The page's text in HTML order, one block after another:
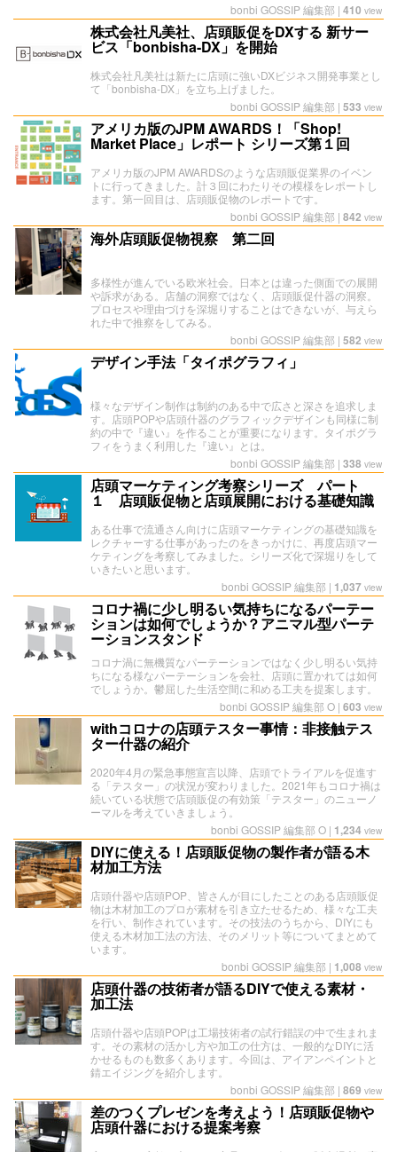
bonbi GOSSIP 編集部 | 410 view
株式会社凡美社、店頭販促をDXする 新サー
ビス「bonbisha-DX」を開始
株式会社凡美社は新たに店頭に強いDXビジネス開発事業とし
て「bonbisha-DX」を立ち上げました。
bonbi GOSSIP 編集部 | 533 view
アメリカ版のJPM AWARDS！「Shop!
Market Place」レポート シリーズ第１回
アメリカ版のJPM AWARDSのような店頭販促業界のイベン
トに行ってきました。計３回にわたりその模様をレポートし
ます。第一回目は、店頭販促物のレポートです。
bonbi GOSSIP 編集部 | 842 view
海外店頭販促物視察 第二回
多様性が進んでいる欧米社会。日本とは違った側面での展開
や訴求がある。店舗の洞察ではなく、店頭販促什器の洞察。
プロセスや理由づけを深堀りすることはできないが、与えら
れた中で推察をしてみる。
bonbi GOSSIP 編集部 | 582 view
デザイン手法「タイポグラフィ」
様々なデザイン制作は制約のある中で広さと深さを追求しま
す。店頭POPや店頭什器のグラフィックデザインも同様に制
約の中で『違い』を作ることが重要になります。タイポグラ
フィをうまく利用した『違い』とは。
bonbi GOSSIP 編集部 | 338 view
店頭マーケティング考察シリーズ パート
１ 店頭販促物と店頭展開における基礎知識
ある仕事で流通さん向けに店頭マーケティングの基礎知識を
レクチャーする仕事があったのをきっかけに、再度店頭マー
ケティングを考察してみました。シリーズ化で深堀りをして
いきたいと思います。
bonbi GOSSIP 編集部 | 1,037 view
コロナ禍に少し明るい気持ちになるパーテー
ションは如何でしょうか？アニマル型パーテ
ーションスタンド
コロナ渦に無機質なパーテーションではなく少し明るい気持
ちになる様なパーテーションを会社、店頭に置かれては如何
でしょうか。鬱屈した生活空間に和める工夫を提案します。
bonbi GOSSIP 編集部 O | 603 view
withコロナの店頭テスター事情：非接触テス
ター什器の紹介
2020年4月の緊急事態宣言以降、店頭でトライアルを促進す
る「テスター」の状況が変わりました。2021年もコロナ禍は
続いている状態で店頭販促の有効策「テスター」のニューノ
ーマルを考えていきましょう。
bonbi GOSSIP 編集部 O | 1,234 view
DIYに使える！店頭販促物の製作者が語る木
材加工方法
店頭什器や店頭POP、皆さんが目にしたことのある店頭販促
物は木材加工のプロが素材を引き立たせるため、様々な工夫
を行い、制作されています。その技法のうちから、DIYにも
使える木材加工法の方法、そのメリット等についてまとめて
います。
bonbi GOSSIP 編集部 | 1,008 view
店頭什器の技術者が語るDIYで使える素材・
加工法
店頭什器や店頭POPは工場技術者の試行錯誤の中で生まれま
す。その素材の活かし方や加工の仕方は、一般的なDIYに活
かせるものも数多くあります。今回は、アイアンペイントと
錆エイジングを紹介します。
bonbi GOSSIP 編集部 | 869 view
差のつくプレゼンを考えよう！店頭販促物や
店頭什器における提案考察